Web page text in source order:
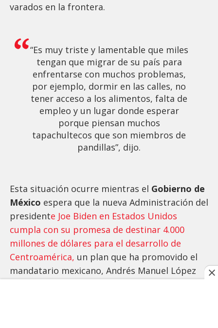
varados en la frontera.
“Es muy triste y lamentable que miles
tengan que migrar de su país para
enfrentarse con muchos problemas,
por ejemplo, dormir en las calles, no
tener acceso a los alimentos, falta de
empleo y un lugar donde esperar
porque piensan muchos
tapachultecos que son miembros de
pandillas”, dijo.
Esta situación ocurre mientras el Gobierno de
México espera que la nueva Administración del
presidente Joe Biden en Estados Unidos
cumpla con su promesa de destinar 4.000
millones de dólares para el desarrollo de
Centroamérica, un plan que ha promovido el
mandatario mexicano, Andrés Manuel López